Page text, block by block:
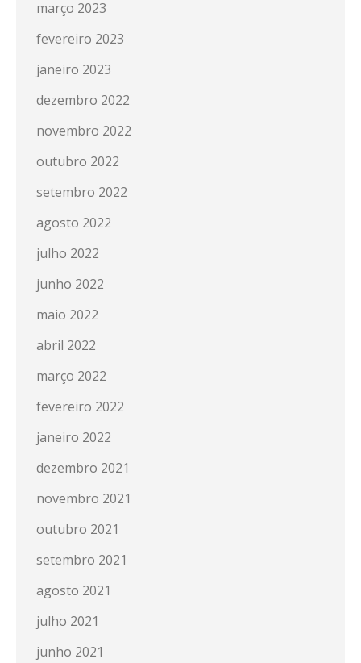
março 2023
fevereiro 2023
janeiro 2023
dezembro 2022
novembro 2022
outubro 2022
setembro 2022
agosto 2022
julho 2022
junho 2022
maio 2022
abril 2022
março 2022
fevereiro 2022
janeiro 2022
dezembro 2021
novembro 2021
outubro 2021
setembro 2021
agosto 2021
julho 2021
junho 2021